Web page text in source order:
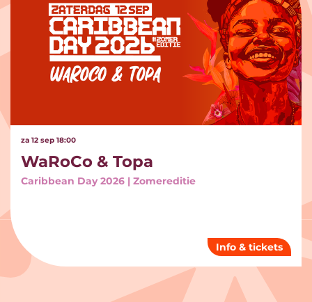
WaRoCo & Topa
Caribbean Day 2026 | Zomereditie
za 12 sep 18:00
Info & tickets